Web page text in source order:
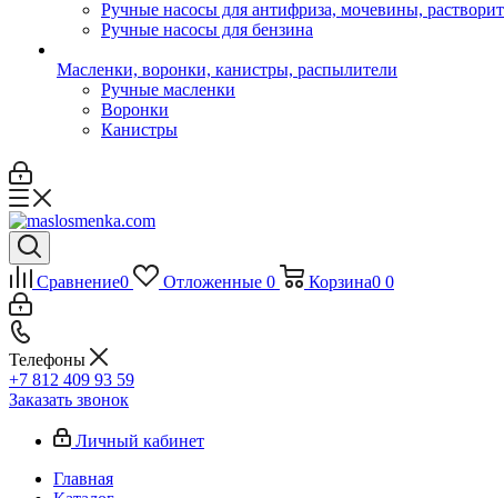
Ручные насосы для антифриза, мочевины,
Ручные насосы для бензина
Масленки, воронки, канистры, распылители
Ручные масленки
Воронки
Канистры
Сравнение0 Отложенные 0 Корзина0 0
Телефоны
+7 812 409 93 59
Заказать звонок
Личный кабинет
Главная